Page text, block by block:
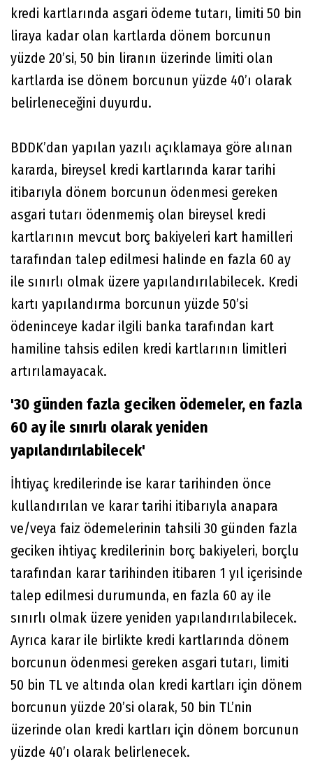
kredi kartlarında asgari ödeme tutarı, limiti 50 bin
liraya kadar olan kartlarda dönem borcunun
yüzde 20’si, 50 bin liranın üzerinde limiti olan
kartlarda ise dönem borcunun yüzde 40’ı olarak
belirleneceğini duyurdu.
BDDK’dan yapılan yazılı açıklamaya göre alınan
kararda, bireysel kredi kartlarında karar tarihi
itibarıyla dönem borcunun ödenmesi gereken
asgari tutarı ödenmemiş olan bireysel kredi
kartlarının mevcut borç bakiyeleri kart hamilleri
tarafından talep edilmesi halinde en fazla 60 ay
ile sınırlı olmak üzere yapılandırılabilecek. Kredi
kartı yapılandırma borcunun yüzde 50’si
ödeninceye kadar ilgili banka tarafından kart
hamiline tahsis edilen kredi kartlarının limitleri
artırılamayacak.
'30 günden fazla geciken ödemeler, en fazla
60 ay ile sınırlı olarak yeniden
yapılandırılabilecek'
İhtiyaç kredilerinde ise karar tarihinden önce
kullandırılan ve karar tarihi itibarıyla anapara
ve/veya faiz ödemelerinin tahsili 30 günden fazla
geciken ihtiyaç kredilerinin borç bakiyeleri, borçlu
tarafından karar tarihinden itibaren 1 yıl içerisinde
talep edilmesi durumunda, en fazla 60 ay ile
sınırlı olmak üzere yeniden yapılandırılabilecek.
Ayrıca karar ile birlikte kredi kartlarında dönem
borcunun ödenmesi gereken asgari tutarı, limiti
50 bin TL ve altında olan kredi kartları için dönem
borcunun yüzde 20’si olarak, 50 bin TL’nin
üzerinde olan kredi kartları için dönem borcunun
yüzde 40’ı olarak belirlenecek.